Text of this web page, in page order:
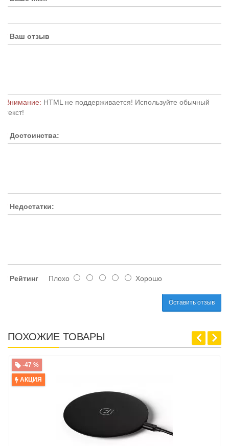
Ваш отзыв
Внимание: HTML не поддерживается! Используйте обычный
текст!
Достоинства:
Недостатки:
Рейтинг Плохо Хорошо
Оставить отзыв
ПОХОЖИЕ ТОВАРЫ
-47 %
АКЦИЯ